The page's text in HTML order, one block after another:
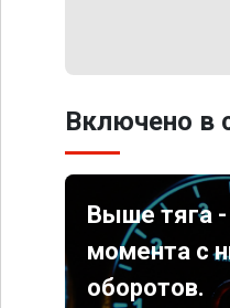
Включено в
Выше тяга -
момента с
оборотов.